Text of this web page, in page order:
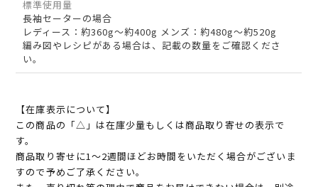
標準使用量
長袖セーターの場合
レディース：約360g～約400g メンズ：約480g～約520g
編み図やレシピがある場合は、記載の数量をご確認くださ
い。
【在庫表示について】
この商品の「△」は在庫少量もしくは商品取り寄せの表示で
す。
商品取り寄せに1～2週間ほどお時間をいただく場合がございま
すので予めご了承ください。